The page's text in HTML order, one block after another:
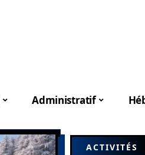
Administratif
ACTIVITÉS